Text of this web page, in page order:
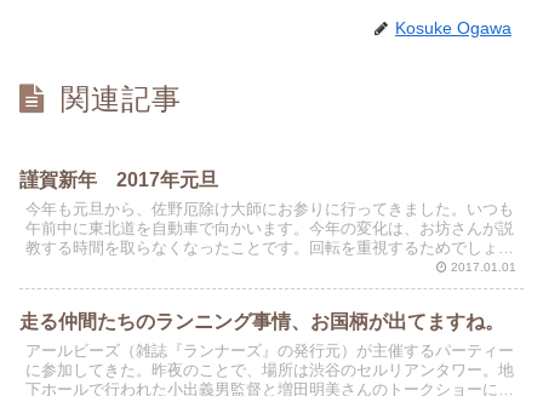
Kosuke Ogawa
関連記事
謹賀新年 2017年元旦
今年も元旦から、佐野厄除け大師にお参りに行ってきました。いつも
午前中に東北道を自動車で向かいます。今年の変化は、お坊さんが説
教する時間を取らなくなったことです。回転を重視するためでしょう
か。般若心経を読経したあとそのまま退場となりました。と...2017.01.01
走る仲間たちのランニング事情、お国柄が出てますね。
アールビーズ（雑誌『ランナーズ』の発行元）が主催するパーティー
に参加してきた。昨夜のことで、場所は渋谷のセルリアンタワー。地
下ホールで行われた小出義男監督と増田明美さんのトークショーに